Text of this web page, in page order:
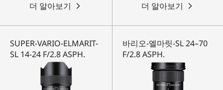
더 알아보기 더 알아보기
SUPER-VARIO-ELMARIT-
SL 14-24 F/2.8 ASPH.
바리오-엘마릿-SL 24–70
F/2.8 ASPH.